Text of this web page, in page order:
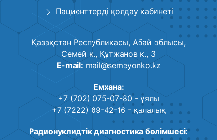
Пациенттерді қолдау кабинеті
Қазақстан Республикасы, Абай облысы,
Семей қ., Құтжанов к., 3
E-mail: mail@semeyonko.kz
Емхана:
+7 (702) 075-07-80- ұялы
+7 (7222) 69-42-16 - қалалық
Радионуклидтік диагностика бөлімшесі: